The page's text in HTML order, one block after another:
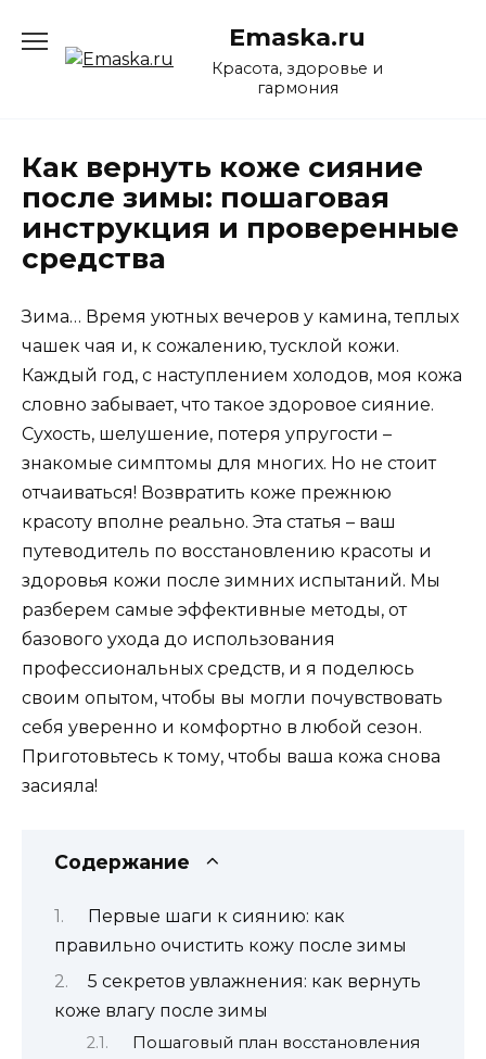
содержанию
Emaska.ru
Красота, здоровье и
гармония
Как вернуть коже сияние
после зимы: пошаговая
инструкция и проверенные
средства
Зима… Время уютных вечеров у камина, теплых
чашек чая и, к сожалению, тусклой кожи.
Каждый год, с наступлением холодов, моя кожа
словно забывает, что такое здоровое сияние.
Сухость, шелушение, потеря упругости –
знакомые симптомы для многих. Но не стоит
отчаиваться! Возвратить коже прежнюю
красоту вполне реально. Эта статья – ваш
путеводитель по восстановлению красоты и
здоровья кожи после зимних испытаний. Мы
разберем самые эффективные методы, от
базового ухода до использования
профессиональных средств, и я поделюсь
своим опытом, чтобы вы могли почувствовать
себя уверенно и комфортно в любой сезон.
Приготовьтесь к тому, чтобы ваша кожа снова
засияла!
Содержание
Первые шаги к сиянию: как
правильно очистить кожу после зимы
5 секретов увлажнения: как вернуть
коже влагу после зимы
Пошаговый план восстановления